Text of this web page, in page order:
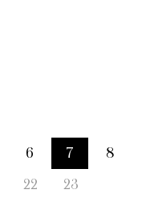
6 7 8
22 23